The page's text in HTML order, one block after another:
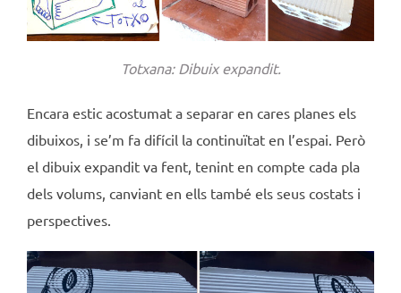
Totxana: Dibuix expandit.
Encara estic acostumat a separar en cares planes els
dibuixos, i se’m fa difícil la continuïtat en l’espai. Però
el dibuix expandit va fent, tenint en compte cada pla
dels volums, canviant en ells també els seus costats i
perspectives.